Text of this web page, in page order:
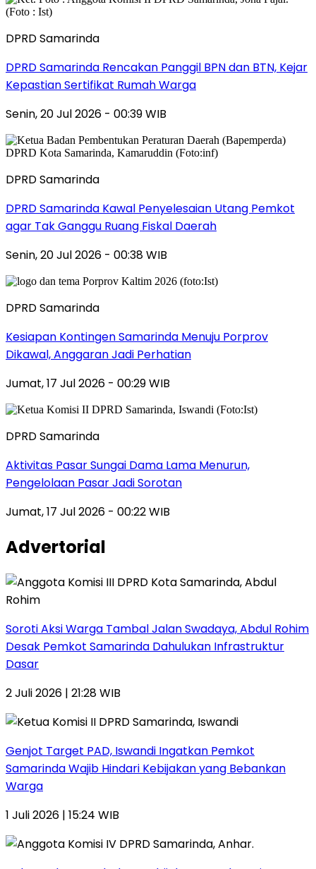
DPRD Samarinda
DPRD Samarinda Rencakan Panggil BPN dan BTN, Kejar
Kepastian Sertifikat Rumah Warga
Senin, 20 Jul 2026 - 00:39 WIB
DPRD Samarinda
DPRD Samarinda Kawal Penyelesaian Utang Pemkot
agar Tak Ganggu Ruang Fiskal Daerah
Senin, 20 Jul 2026 - 00:38 WIB
DPRD Samarinda
Kesiapan Kontingen Samarinda Menuju Porprov
Dikawal, Anggaran Jadi Perhatian
Jumat, 17 Jul 2026 - 00:29 WIB
DPRD Samarinda
Aktivitas Pasar Sungai Dama Lama Menurun,
Pengelolaan Pasar Jadi Sorotan
Jumat, 17 Jul 2026 - 00:22 WIB
Advertorial
Soroti Aksi Warga Tambal Jalan Swadaya, Abdul Rohim
Desak Pemkot Samarinda Dahulukan Infrastruktur
Dasar
2 Juli 2026 | 21:28 WIB
Genjot Target PAD, Iswandi Ingatkan Pemkot
Samarinda Wajib Hindari Kebijakan yang Bebankan
Warga
1 Juli 2026 | 15:24 WIB